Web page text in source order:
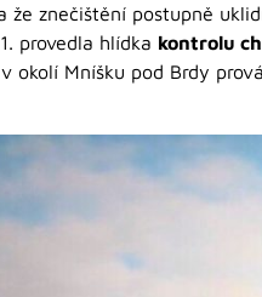
že znečištění postupně
provedla hlídka kontrolu
okolí Mníšku pod Brdy